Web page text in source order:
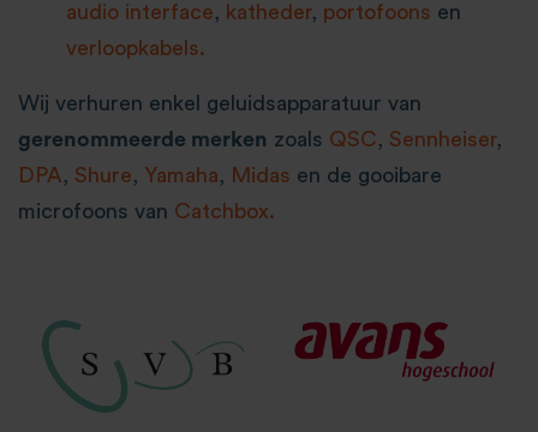
audio interface, katheder, portofoons en
verloopkabels.
Wij verhuren enkel geluidsapparatuur van
gerenommeerde merken zoals QSC, Sennheiser,
DPA, Shure, Yamaha, Midas en de gooibare
microfoons van Catchbox.